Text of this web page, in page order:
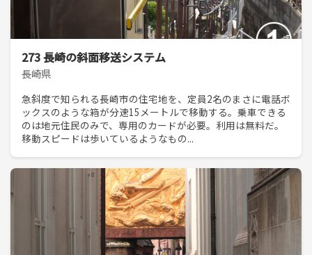
273 長崎の斜面移送システム
長崎県
急斜度で知られる長崎市の住宅地を、定員2名のまさに電話ボ
ックスのような箱が分速15メートルで移動する。乗車できる
のは地元住民のみで、専用のカードが必要。利用は無料だ。
移動スピードは歩いているようなもの...